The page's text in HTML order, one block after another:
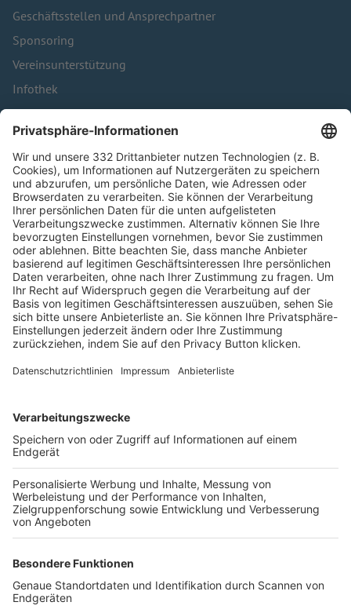
Geschäftsstellen und Ansprechpartner
Sponsoring
Vereinsunterstützung
Infothek
Kontakt
HÄUFIG BESUCHTE SEITEN
Pässe und Vereinswechsel
Trainerausbildung
Schulungsangebot Vereinsmitarbeiter
BFV-Geschäftsstellen
Trainerbörse
Login SpielPlus
FOLGE DEM BFV
TOP-VEREINE
TOP-PARTNER